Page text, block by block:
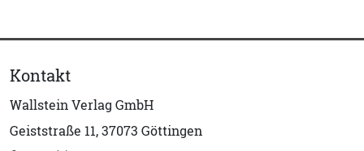
Kontakt
Wallstein Verlag GmbH
Geiststraße 11, 37073 Göttingen